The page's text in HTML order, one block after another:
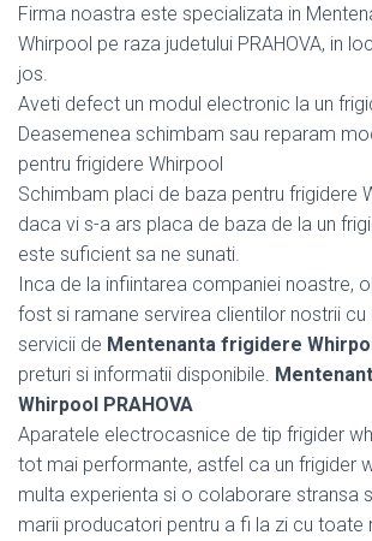
Firma noastra este specializata in
Whirpool pe raza judetului PRAHOVA, in
jos.
Aveti defect un modul electronic la un
Deasemenea schimbam sau reparam
pentru frigidere Whirpool
Schimbam placi de baza pentru frigidere
daca vi s-a ars placa de baza de la un
este suficient sa ne sunati.
Inca de la infiintarea companiei noastre,
fost si ramane servirea clientilor nostrii cu
servicii de Mentenanta frigidere
preturi si informatii disponibile.
Whirpool PRAHOVA
Aparatele electrocasnice de tip frigider
tot mai performante, astfel ca un frigider
multa experienta si o colaborare stransa
marii producatori pentru a fi la zi cu toate